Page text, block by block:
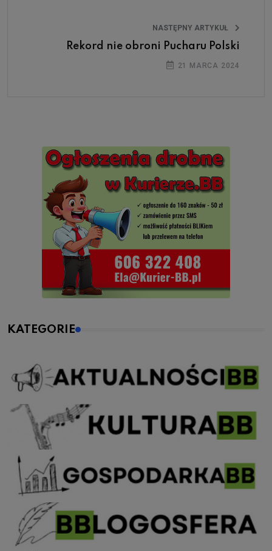
NASTĘPNY ARTYKUŁ
Rekord nie obroni Pucharu Polski
21 MARCA 2024
KATEGORIE